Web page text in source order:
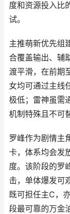
度和资源投入比
试。
主推萌新优先组
合覆盖输出、辅
渡平滑，在前期
女均可通过主线
极低；雷神虽需
机制特殊且不可
罗峰作为剧情主
卡，体系均会发
度。该阶段的
击，单体爆发可
既可担任主C，
段最可靠的万金